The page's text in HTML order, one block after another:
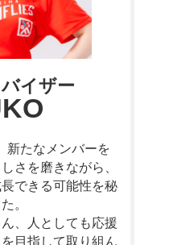
イザー
新たなメンバーを
さを磨きながら、
できる可能性を秘
。
、人としても応援
目指して取り組ん